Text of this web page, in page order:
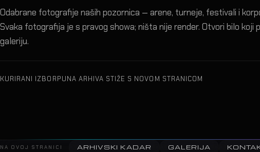
Odabrane fotografije naših pozornica — arene, turneje, festivali i
Svaka fotografija je s pravog showa; ništa nije render. Otvori bilo koji
galeriju.
KURIRANI IZBORPUNA ARHIVA STIŽE S NOVOM STRANICOM
NA OVOJ STRANICI ARHIVSKI KADAR GALERIJA